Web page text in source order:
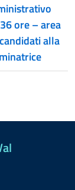
ore – area
alla